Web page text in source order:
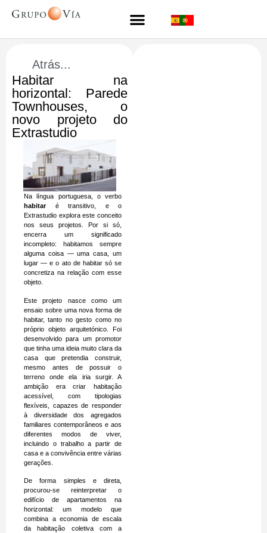
Atrás...
Habitar na
horizontal: Parede
Townhouses, o
novo projeto do
Extrastudio
Na língua portuguesa, o verbo
habitaré transitivo, e o
Extrastudio explora este conceito
nos seus projetos. Por si só,
encerra um significado
incompleto: habitamos sempre
alguma coisa — uma casa, um
lugar — e o ato de habitar só se
concretiza na relação com esse
objeto.
Este projeto nasce como um
ensaio sobre uma nova forma de
habitar, tanto no gesto como no
próprio objeto arquitetónico. Foi
desenvolvido para um promotor
que tinha uma ideia muito clara da
casa que pretendia construir,
mesmo antes de possuir o
terreno onde ela iria surgir. A
ambição era criar habitação
acessível, com tipologias
flexíveis, capazes de responder
à diversidade dos agregados
familiares contemporâneos e aos
diferentes modos de viver,
incluindo o trabalho a partir de
casa e a convivência entre várias
gerações.
De forma simples e direta,
procurou-se reinterpretar o
edifício de apartamentos na
horizontal: um modelo que
combina a economia de escala
da habitação coletiva com a